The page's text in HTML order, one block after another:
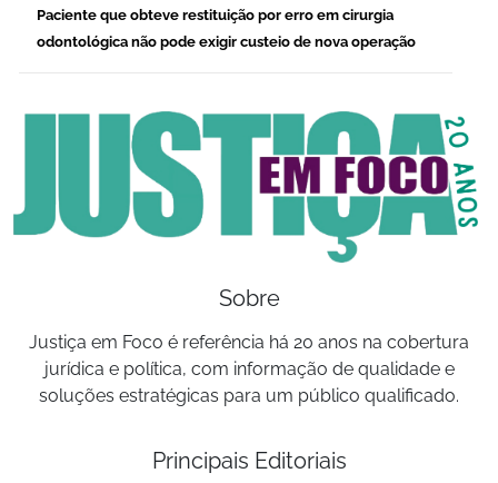
Paciente que obteve restituição por erro em cirurgia
odontológica não pode exigir custeio de nova operação
Sobre
Justiça em Foco é referência há 20 anos na cobertura
jurídica e política, com informação de qualidade e
soluções estratégicas para um público qualificado.
Principais Editoriais